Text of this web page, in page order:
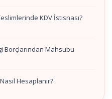
KDV İstisnası?
Borçlarından Mahsubu
Hesaplanır?